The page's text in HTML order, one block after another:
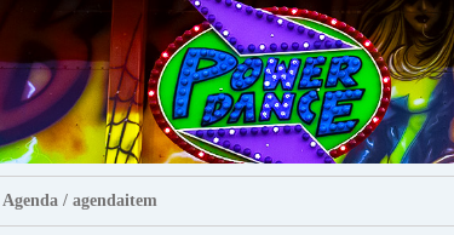
Agenda / agendaitem